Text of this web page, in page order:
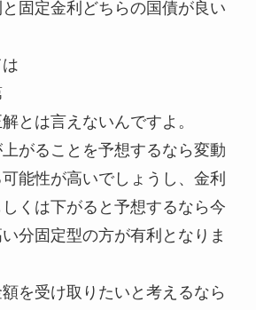
固定金利どちらの国債が良い
とは言えないんですよ。
がることを予想するなら変動
能性が高いでしょうし、金利
くは下がると予想するなら今
分固定型の方が有利となりま
を受け取りたいと考えるなら